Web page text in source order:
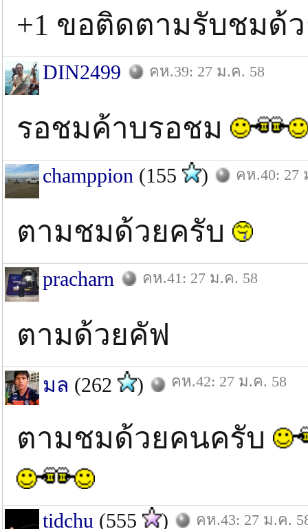
+1 ขอติดตามรับชม
DIN2499 คห.39: 27 ม.ค. 58
รอชมค้าบรอชม
champpion (155 ) คห.40: 27
ตามชมด้วยครับ
pracharn คห.41: 27 ม.ค. 58
ตามด้วยคัฟ
มล (262 ) คห.42: 27 ม.ค. 58
ตามชมด้วยคนครับ
tidchu (555 ) คห.43: 27 ม.ค.